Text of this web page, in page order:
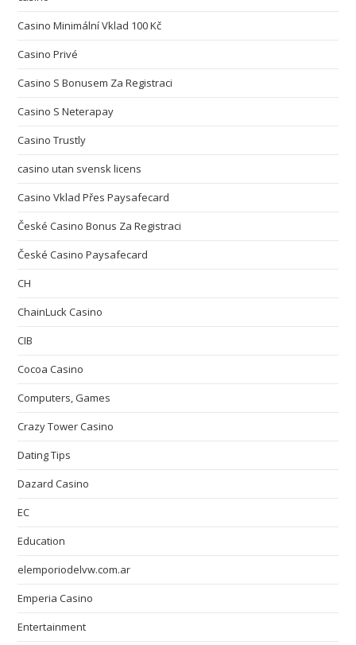
Casino Minimální Vklad 100 Kč
Casino Privé
Casino S Bonusem Za Registraci
Casino S Neterapay
Casino Trustly
casino utan svensk licens
Casino Vklad Přes Paysafecard
České Casino Bonus Za Registraci
České Casino Paysafecard
CH
ChainLuck Casino
CIB
Cocoa Casino
Computers, Games
Crazy Tower Сasino
Dating Tips
Dazard Casino
EC
Education
elemporiodelvw.com.ar
Emperia Casino
Entertainment